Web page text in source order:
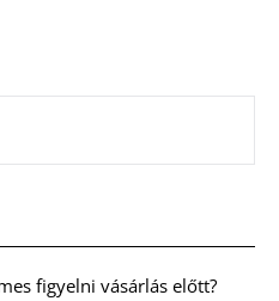
figyelni vásárlás előtt?